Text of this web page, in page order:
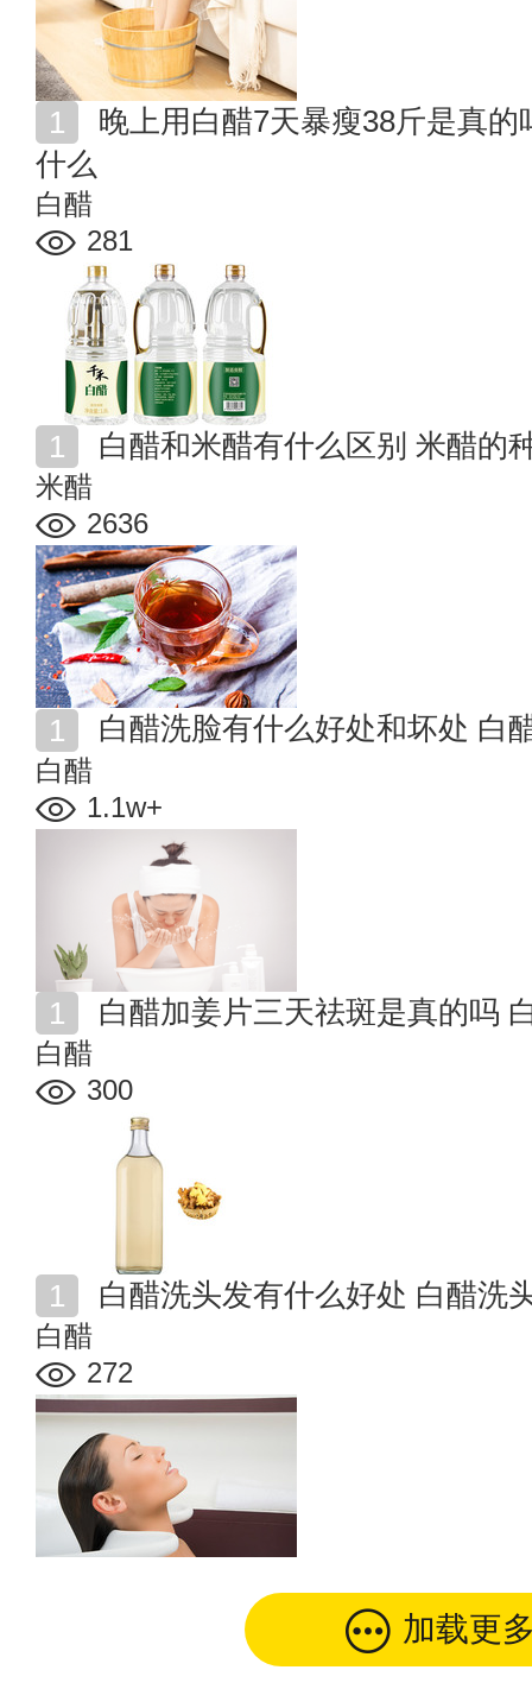
什么
白醋
281
白醋和米醋有什么区别 米醋的
米醋
2636
白醋洗脸有什么好处和坏处 白
白醋
1.1w+
白醋加姜片三天祛斑是真的吗
白醋
300
白醋洗头发有什么好处 白醋洗
白醋
272
加载更